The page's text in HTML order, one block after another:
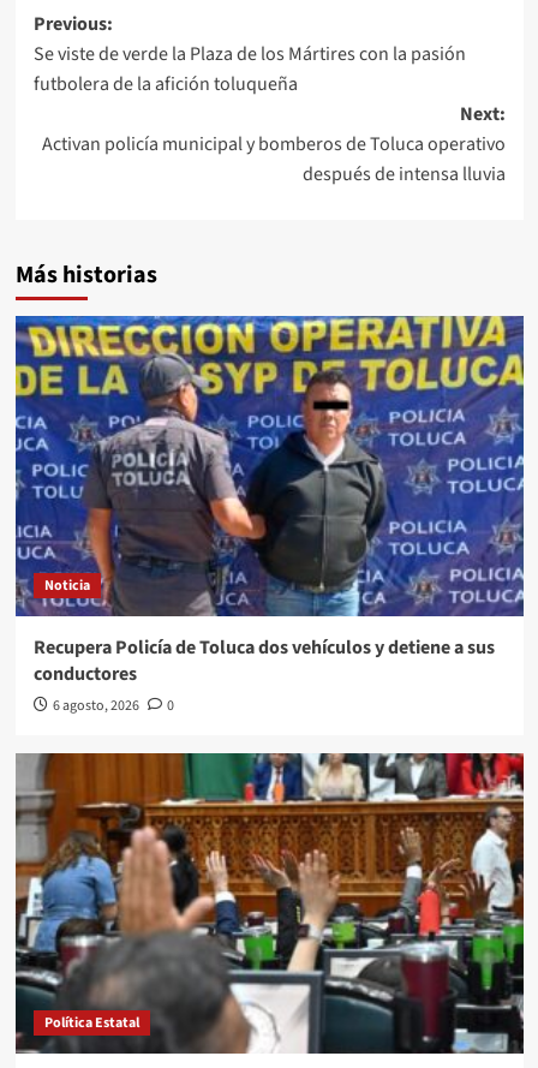
Post
navigation
Previous:
Se viste de verde la Plaza de los Mártires con la pasión
futbolera de la afición toluqueña
Next:
Activan policía municipal y bomberos de Toluca operativo
después de intensa lluvia
Más historias
Noticia
Recupera Policía de Toluca dos vehículos y detiene a sus
conductores
6 agosto, 2026 0
Política Estatal